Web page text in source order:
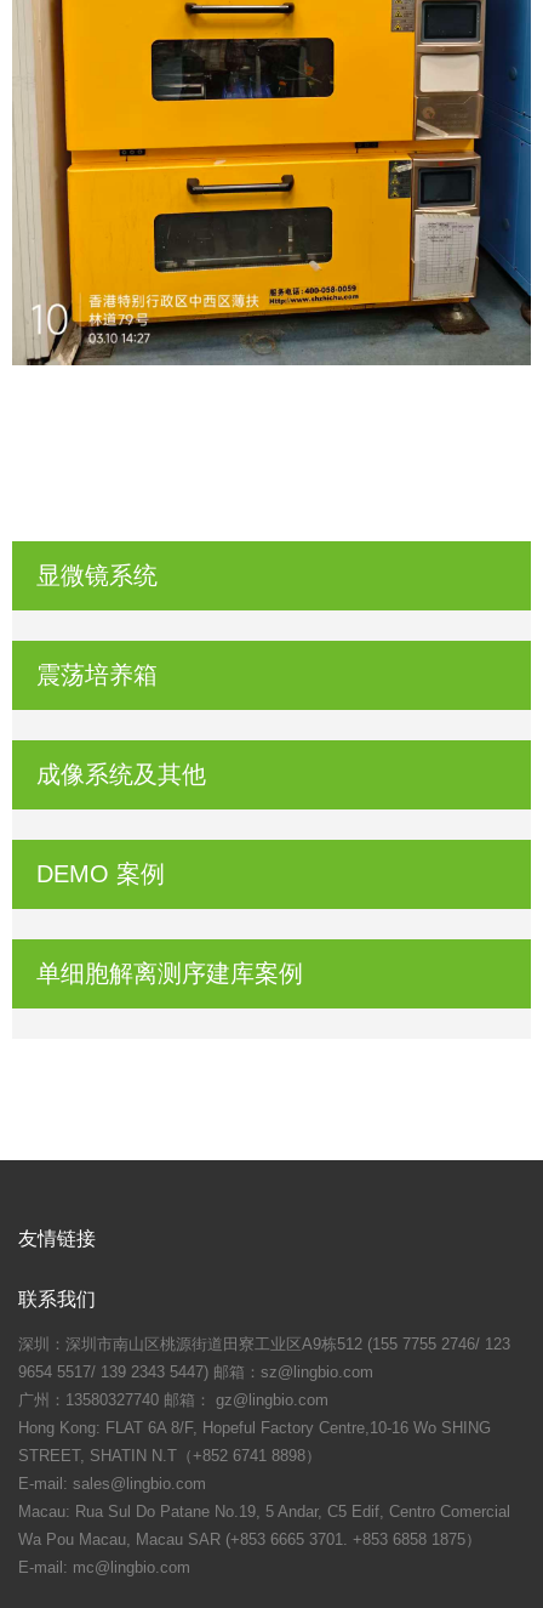
显微镜系统
震荡培养箱
成像系统及其他
DEMO 案例
单细胞解离测序建库案例
友情链接
联系我们
深圳：深圳市南山区桃源街道田寮工业区A9栋512 (155 7755 2746/ 123
9654 5517/ 139 2343 5447) 邮箱：sz@lingbio.com
广州：13580327740 邮箱： gz@lingbio.com
Hong Kong: FLAT 6A 8/F, Hopeful Factory Centre,10-16 Wo SHING
STREET, SHATIN N.T（+852 6741 8898）
E-mail: sales@lingbio.com
Macau: Rua Sul Do Patane No.19, 5 Andar, C5 Edif, Centro Comercial
Wa Pou Macau, Macau SAR (+853 6665 3701. +853 6858 1875）
E-mail: mc@lingbio.com